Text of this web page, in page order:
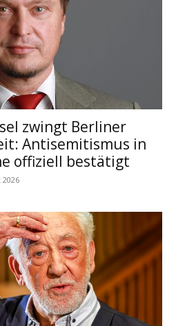
zwingt Berliner
Antisemitismus in
offiziell bestätigt
2026